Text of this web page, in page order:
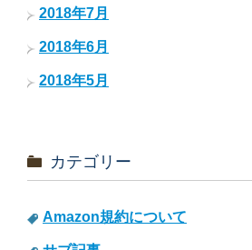
2018年7月
2018年6月
2018年5月
カテゴリー
Amazon規約について